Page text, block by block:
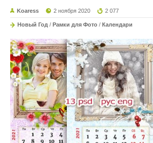
Koaress 2 ноября 2020 2 077
Новый Год / Рамки для Фото / Календари